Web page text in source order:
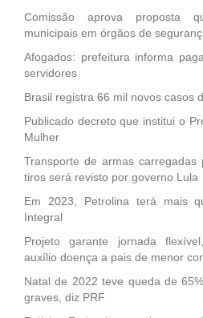
Comissão aprova proposta
municipais em órgãos de
Afogados: prefeitura informa
servidores
Brasil registra 66 mil novos casos
Publicado decreto que institui o
Mulher
Transporte de armas
tiros será revisto por governo Lula
Em 2023, Petrolina terá mais
Integral
Projeto garante jornada
auxílio doença a pais de menor
Natal de 2022 teve queda de
graves, diz PRF